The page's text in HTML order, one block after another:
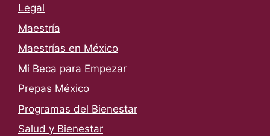
Legal
Maestría
Maestrías en México
Mi Beca para Empezar
Prepas México
Programas del Bienestar
Salud y Bienestar